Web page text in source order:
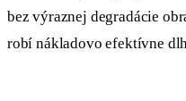
bez výraznej degradácie
robí nákladovo efektívne